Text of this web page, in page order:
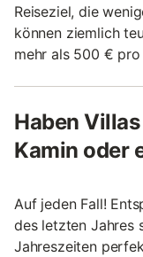
Reiseziel, die
können ziemlich
mehr als 500 € pro
Haben
Kamin oder
Auf jeden Fall!
des letzten Jahres
Jahreszeiten